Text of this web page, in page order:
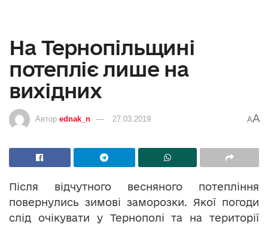
На Тернопільщині
потепліє лише на
вихідних
Автор ednak_n 27.03.2019 AA
Після відчутного весняного потепління
повернулись зимові заморозки. Якої погоди
слід очікувати у Тернополі та на території